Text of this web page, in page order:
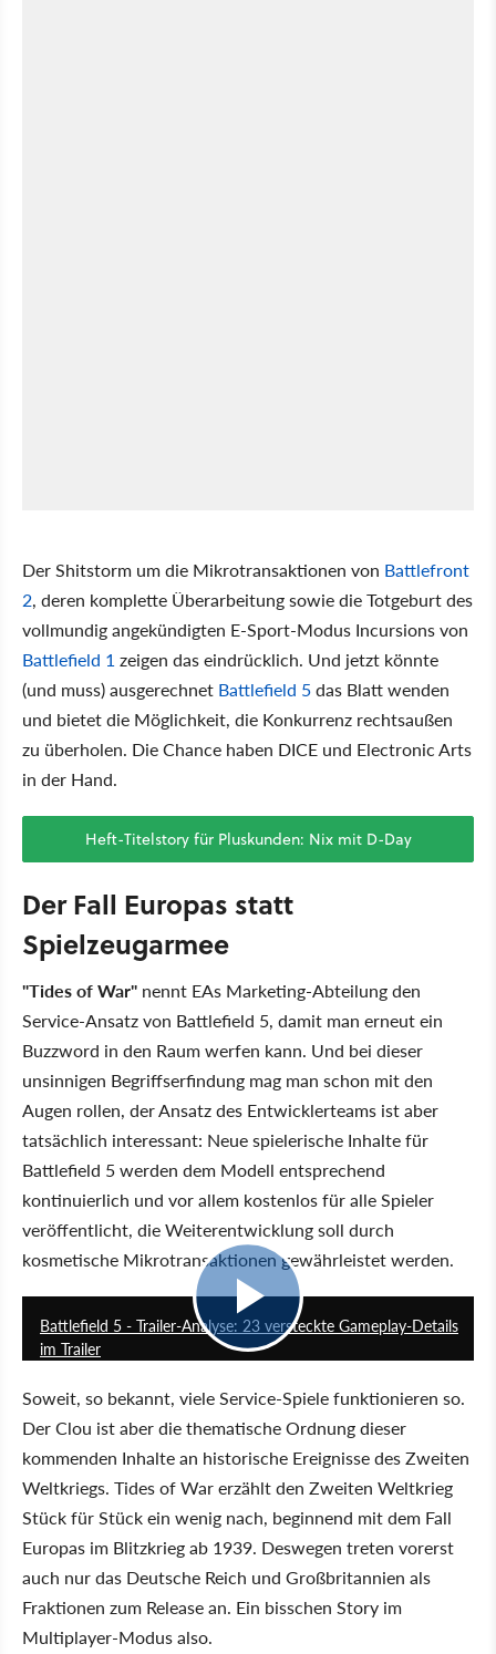
Der Shitstorm um die Mikrotransaktionen von Battlefront
2, deren komplette Überarbeitung sowie die Totgeburt des
vollmundig angekündigten E-Sport-Modus Incursions von
Battlefield 1 zeigen das eindrücklich. Und jetzt könnte
(und muss) ausgerechnet Battlefield 5das Blatt wenden
und bietet die Möglichkeit, die Konkurrenz rechtsaußen
zu überholen. Die Chance haben DICE und Electronic Arts
in der Hand.
Heft-Titelstory für Pluskunden: Nix mit D-Day
Der Fall Europas statt
Spielzeugarmee
"Tides of War" nennt EAs Marketing-Abteilung den
Service-Ansatz von Battlefield 5, damit man erneut ein
Buzzword in den Raum werfen kann. Und bei dieser
unsinnigen Begriffserfindung mag man schon mit den
Augen rollen, der Ansatz des Entwicklerteams ist aber
tatsächlich interessant: Neue spielerische Inhalte für
Battlefield 5 werden dem Modell entsprechend
kontinuierlich und vor allem kostenlos für alle Spieler
veröffentlicht, die Weiterentwicklung soll durch
kosmetische Mikrotransaktionen gewährleistet werden.
Battlefield 5 - Trailer-Analyse: 23 versteckte Gameplay-Details
im Trailer
Soweit, so bekannt, viele Service-Spiele funktionieren so.
Der Clou ist aber die thematische Ordnung dieser
kommenden Inhalte an historische Ereignisse des Zweiten
Weltkriegs. Tides of War erzählt den Zweiten Weltkrieg
Stück für Stück ein wenig nach, beginnend mit dem Fall
Europas im Blitzkrieg ab 1939. Deswegen treten vorerst
auch nur das Deutsche Reich und Großbritannien als
Fraktionen zum Release an. Ein bisschen Story im
Multiplayer-Modus also.